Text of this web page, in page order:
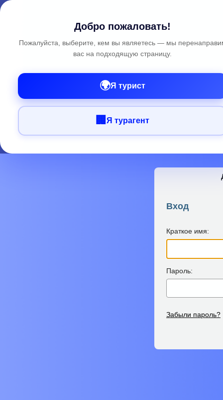
Вход
Краткое имя:
Пароль:
Забыли пароль?
Добро пожаловать!
Пожалуйста, выберите, кем вы являетесь — мы
вас на подходящую страницу.
🌍Я турист
🏢 Я турагент